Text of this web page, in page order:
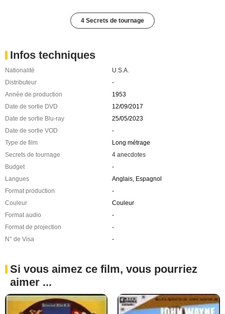
4 Secrets de tournage
Infos techniques
Nationalité
U.S.A.
Distributeur
-
Année de production
1953
Date de sortie DVD
12/09/2017
Date de sortie Blu-ray
25/05/2023
Date de sortie VOD
-
Type de film
Long métrage
Secrets de tournage
4 anecdotes
Budget
-
Langues
Anglais, Espagnol
Format production
-
Couleur
Couleur
Format audio
-
Format de projection
-
N° de Visa
-
Si vous aimez ce film, vous pourriez
aimer ...